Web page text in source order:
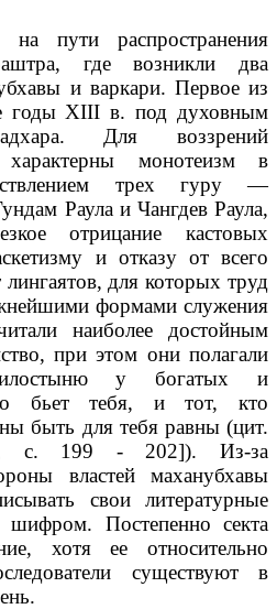
пути распространения
где возникли два
и варкари. Первое из
годы XIII в. под духовным
Для воззрений
монотеизм в
трех гуру —
Раула и Чангдев Раула,
отрицание кастовых
и отказу от всего
для которых труд
формами служения
наиболее достойным
при этом они полагали
у богатых и
бьет тебя, и тот, кто
быть для тебя равны (цит.
с. 199 - 202]). Из-за
властей маханубхавы
свои литературные
шифром. Постепенно секта
хотя ее относительно
существуют в